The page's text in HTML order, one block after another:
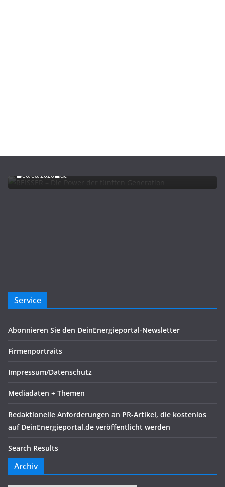
REISSER – Die Power der fünften Generation
06/08/2026 dc
Service
Abonnieren Sie den DeinEnergieportal-Newsletter
Firmenportraits
Impressum/Datenschutz
Mediadaten + Themen
Redaktionelle Anforderungen an PR-Artikel, die kostenlos
auf DeinEnergieportal.de veröffentlicht werden
Search Results
Archiv